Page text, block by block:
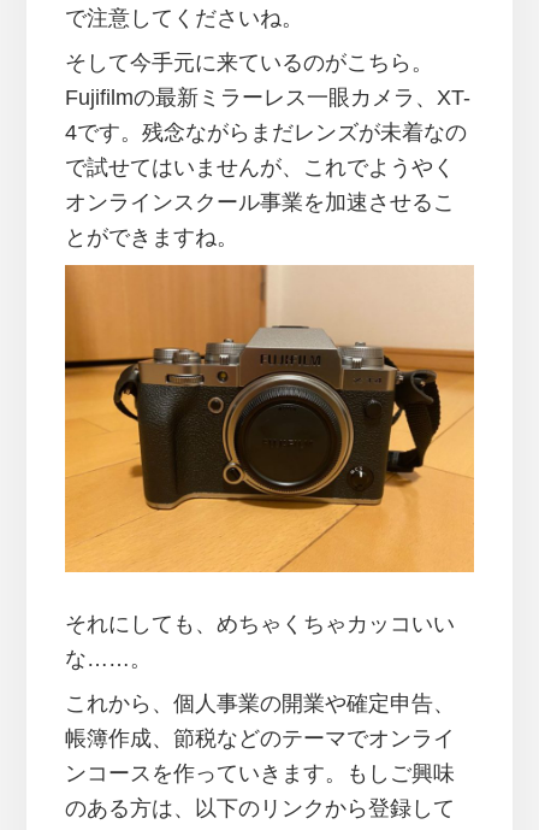
で注意してくださいね。
そして今手元に来ているのがこちら。
Fujifilmの最新ミラーレス一眼カメラ、XT-
4です。残念ながらまだレンズが未着なの
で試せてはいませんが、これでようやく
オンラインスクール事業を加速させるこ
とができますね。
それにしても、めちゃくちゃカッコいい
な……。
これから、個人事業の開業や確定申告、
帳簿作成、節税などのテーマでオンライ
ンコースを作っていきます。もしご興味
のある方は、以下のリンクから登録して